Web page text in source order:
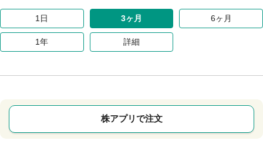
1日 3ヶ月 6ヶ月
1年 詳細
株アプリで注文